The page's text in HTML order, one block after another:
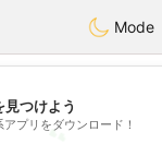
Maroc Dating
Mode
💕
つけよう
プリをダウンロード！